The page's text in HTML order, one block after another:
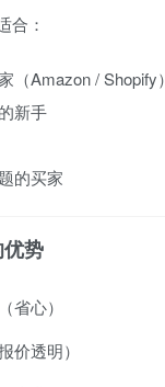
合：
（Amazon / Shopify）
新手
的买家
势
省心）
价透明）